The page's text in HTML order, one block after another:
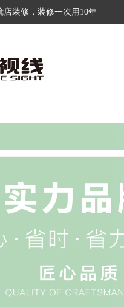
店装修，装修一次用10年